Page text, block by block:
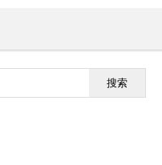
搜索